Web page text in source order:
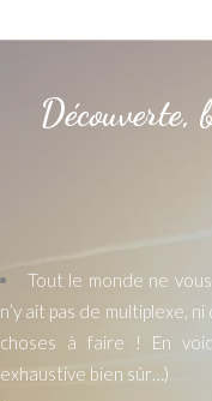
Tout le monde ne
n’y ait pas de multiplexe,
choses à faire ! En
exhaustive bien sûr…)